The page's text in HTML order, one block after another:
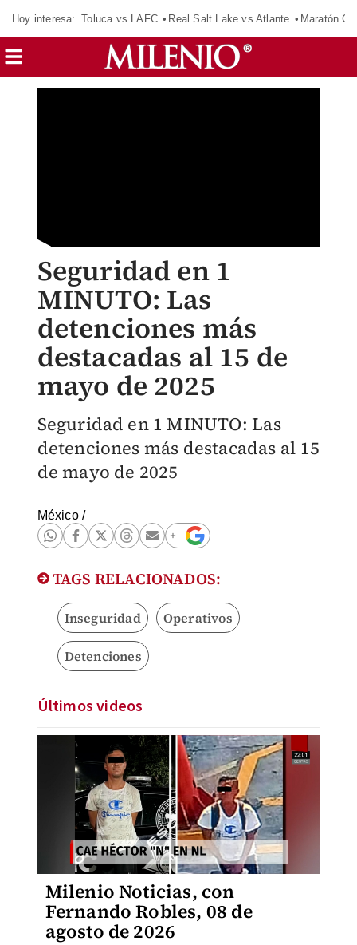
Hoy interesa: Toluca vs LAFC Real Salt Lake vs Atlante Maratón
Seguridad en 1
MINUTO: Las
detenciones más
destacadas al 15 de
mayo de 2025
Seguridad en 1 MINUTO: Las
detenciones más destacadas al 15
de mayo de 2025
México/
TAGS RELACIONADOS:
Inseguridad Operativos
Detenciones
Últimos videos
Milenio Noticias, con
Fernando Robles, 08 de
agosto de 2026